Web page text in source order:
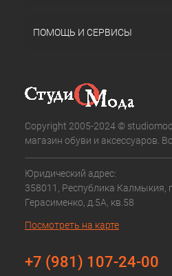
ПОМОЩЬ И СЕРВИСЫ
Copyright 2005-2024 ©
магазин обуви и аксессуаров.
Юридический адрес:
358011, Республика Калмыкия,
Герасименко, д.5А, кв.58
Посмотреть на карте
+7 (981) 107-24-00